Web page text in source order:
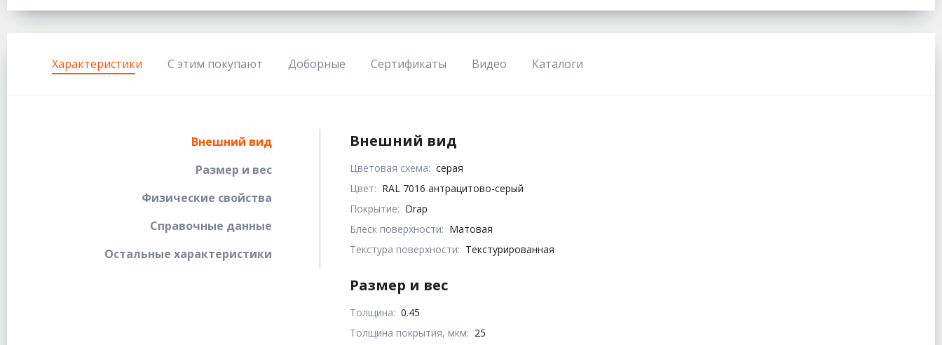
Характеристики С этим покупают Доборные Сертификаты Видео Каталоги
Внешний вид
Размер и вес
Физические свойства
Справочные данные
Остальные характеристики
Внешний вид
Цветовая схема: серая
Цвет: RAL 7016 антрацитово-серый
Покрытие: Drap
Блеск поверхности: Матовая
Текстура поверхности: Текстурированная
Размер и вес
Толщина: 0.45
Толщина покрытия, мкм: 25